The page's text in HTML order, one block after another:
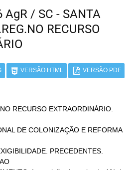
AgR / SC - SANTA
RECURSO
VERSÃO HTML VERSÃO PDF
RECURSO EXTRAORDINÁRIO.